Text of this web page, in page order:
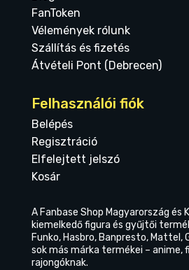
FanToken
Vélemények rólunk
Szállítás és fizetés
Átvételi Pont (Debrecen)
Felhasználói fiók
Belépés
Regisztráció
Elfelejtett jelszó
Kosár
A Fanbase Shop Magyarország és
kiemelkedő figura és gyűjtői
Funko, Hasbro, Banpresto, Mattel,
sok más márka termékei – anime,
rajongóknak.